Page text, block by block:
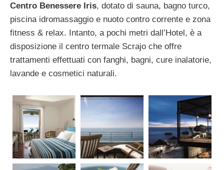
Centro Benessere Iris, dotato di sauna, bagno turco,
piscina idromassaggio e nuoto contro corrente e zona
fitness & relax. Intanto, a pochi metri dall’Hotel, è a
disposizione il centro termale Scrajo che offre
trattamenti effettuati con fanghi, bagni, cure inalatorie,
lavande e cosmetici naturali.